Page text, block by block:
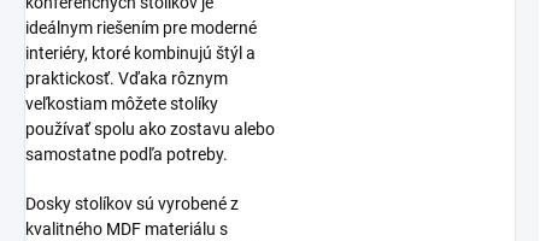
ideálnym riešením pre moderné
interiéry, ktoré kombinujú štýl a
praktickosť. Vďaka rôznym
veľkostiam môžete stolíky
používať spolu ako zostavu alebo
samostatne podľa potreby.
Dosky stolíkov sú vyrobené z
kvalitného MDF materiálu s